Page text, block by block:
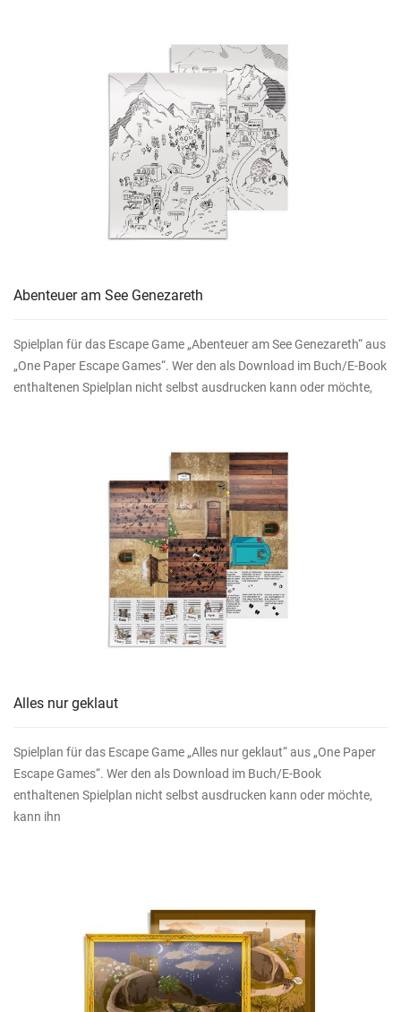
Abenteuer am See Genezareth
Spielplan für das Escape Game „Abenteuer am See Genezareth“ aus
„One Paper Escape Games“. Wer den als Download im Buch/E-Book
enthaltenen Spielplan nicht selbst ausdrucken kann oder möchte,
Alles nur geklaut
Spielplan für das Escape Game „Alles nur geklaut“ aus „One Paper
Escape Games“. Wer den als Download im Buch/E-Book
enthaltenen Spielplan nicht selbst ausdrucken kann oder möchte,
kann ihn